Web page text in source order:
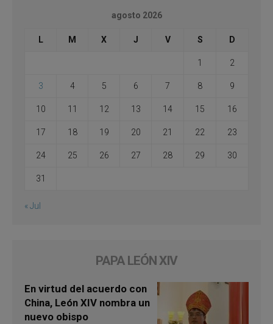
agosto 2026
L M X J V S D
1 2
3 4 5 6 7 8 9
10 11 12 13 14 15 16
17 18 19 20 21 22 23
24 25 26 27 28 29 30
31
« Jul
PAPA LEÓN XIV
En virtud del acuerdo con
China, León XIV nombra un
nuevo obispo